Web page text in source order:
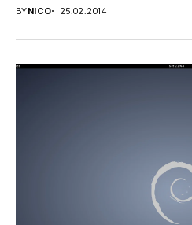
BYNICO 25.02.2014